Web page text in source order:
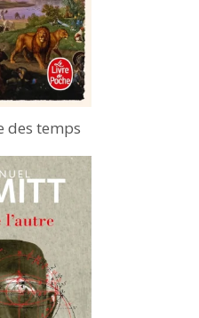
des temps